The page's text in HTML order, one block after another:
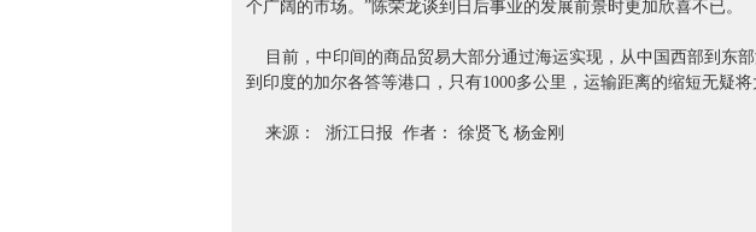
个广阔的市场。”陈荣龙谈到日后事业的发展前景时更加欣喜不已。
目前，中印间的商品贸易大部分通过海运实现，从中国西部到东
到印度的加尔各答等港口，只有1000多公里，运输距离的缩短无疑将
来源： 浙江日报 作者： 徐贤飞 杨金刚